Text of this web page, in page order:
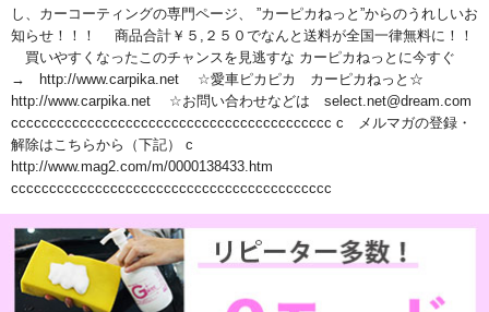
し、カーコーティングの専門ページ、 ”カーピカねっと”からのうれしいお
知らせ！！！ 商品合計￥５,２５０でなんと送料が全国一律無料に！！
買いやすくなったこのチャンスを見逃すな カーピカねっとに今すぐ
→ http://www.carpika.net ☆愛車ピカピカ カーピカねっと☆
http://www.carpika.net ☆お問い合わせなどは select.net@dream.com
cccccccccccccccccccccccccccccccccccccccccc c メルマガの登録・
解除はこちらから（下記） c
http://www.mag2.com/m/0000138433.htm
cccccccccccccccccccccccccccccccccccccccccc